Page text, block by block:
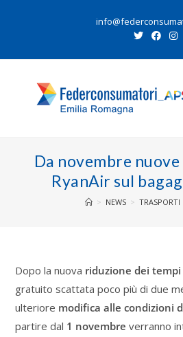
Da novembre
RyanAir sul
> NEWS > TRASPORTI
Dopo la nuova riduzione dei tempi
gratuito scattata poco più di due
ulteriore modifica alle condizioni
partire dal 1 novembre verranno